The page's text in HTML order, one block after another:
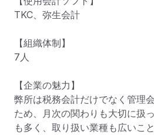
TKC、弥生会計
【組織体制】
7人
【企業の魅力】
弊所は税務会計だけでなく管理
ため、月次の関わりも大切に扱
も多く、取り扱い業種も広いこ